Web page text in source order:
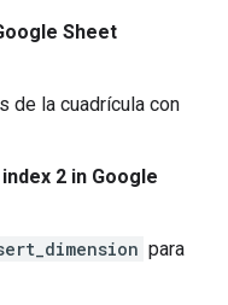
Sheet
de la cuadrícula con
2 in Google
para